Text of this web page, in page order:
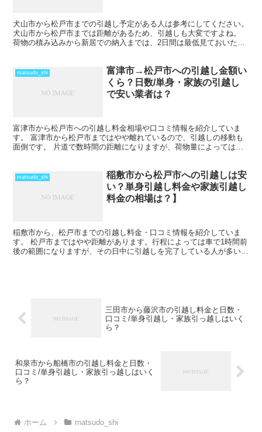
犬山市から松戸市までの引越し予定がある人は参考にしてください。
犬山市から松戸市までは距離があるため、引越しも大変ですよね。
荷物の積み込みから新居での納入までは、2日間は最低見ておいた方
matsudo_shi
富津市→松戸市への引越し金額い
くら？日数/単身・家族の引越し
で安い業者は？
富津市から松戸市への引越し料金相場や口コミ情報を紹介していま
す。 富津市から松戸市まではやや離れているので、引越しの移動も
面倒です。 片道で数時間の距離になりますが、荷物量によってはそ
matsudo_shi
稲敷市から松戸市への引越しは安
い？単身引越し料金や家族引越し
料金の相場は？】
稲敷市から、松戸市までの引越し料金・口コミ情報を紹介していま
す。 松戸市まではやや距離があります。行程によっては車で1時間前
後の範囲になりますが、その日中に引越しを完了している人が多いで
三田市から藤沢市の引越し料金と日数・
口コミ/単身引越し・家族引っ越しはいく
ら？
和泉市から船橋市の引越し料金と日数・
口コミ/単身引越し・家族引っ越しはいく
ら？
ホーム matsudo_shi